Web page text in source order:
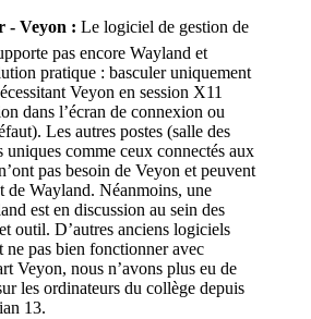
- Veyon : Le logiciel de gestion de
pas encore Wayland et
pratique : basculer uniquement
Veyon en session X11
dans l’écran de connexion ou
Les autres postes (salle des
uniques comme ceux connectés aux
pas besoin de Veyon et peuvent
de Wayland. Néanmoins, une
est en discussion au sein des
outil. D’autres anciens logiciels
ne pas bien fonctionner avec
Veyon, nous n’avons plus eu de
les ordinateurs du collège depuis
13.